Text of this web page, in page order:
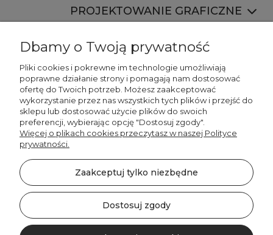
PROJEKTOWANIE GRAFICZNE
887 750 445
536 346 177
©2026 Wszelkie Prawa Zastrzeżone | DECORDRUK
Dbamy o Twoją prywatność
Pliki cookies i pokrewne im technologie umożliwiają
poprawne działanie strony i pomagają nam dostosować
ofertę do Twoich potrzeb. Możesz zaakceptować
wykorzystanie przez nas wszystkich tych plików i przejść do
sklepu lub dostosować użycie plików do swoich
preferencji, wybierając opcję "Dostosuj zgody".
Więcej o plikach cookies przeczytasz w naszej Polityce
prywatności.
Zaakceptuj tylko niezbędne
Dostosuj zgody